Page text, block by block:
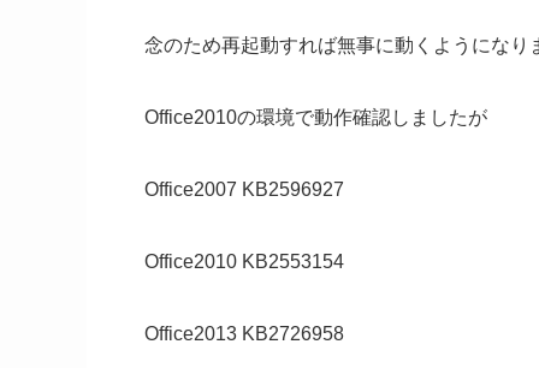
念のため再起動すれば無事に動くようになり
Office2010の環境で動作確認しましたが
Office2007 KB2596927
Office2010 KB2553154
Office2013 KB2726958